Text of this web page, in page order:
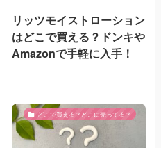
リッツモイストローション
はどこで買える？ドンキや
Amazonで手軽に入手！
どこで買える？どこに売ってる？